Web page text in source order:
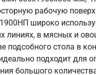
рабочую
широко
линиях, в мясных и
подсобного стола в
подходит для
большого